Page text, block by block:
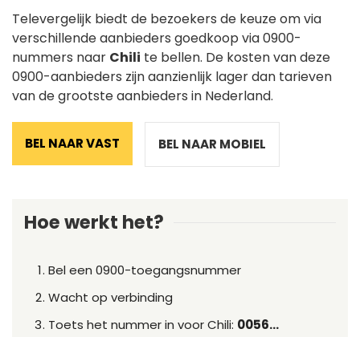
Televergelijk biedt de bezoekers de keuze om via
verschillende aanbieders goedkoop via 0900-
nummers naar Chili te bellen. De kosten van deze
0900-aanbieders zijn aanzienlijk lager dan tarieven
van de grootste aanbieders in Nederland.
BEL NAAR VAST BEL NAAR MOBIEL
Hoe werkt het?
Bel een 0900-toegangsnummer
Wacht op verbinding
Toets het nummer in voor Chili: 0056...